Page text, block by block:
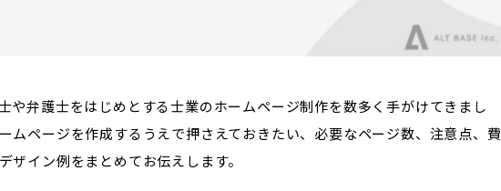
や弁護士をはじめとする士業のホームページ制作を数多く手がけてきまし
ムページを作成するうえで押さえておきたい、必要なページ数、注意点、費
ザイン例をまとめてお伝えします。